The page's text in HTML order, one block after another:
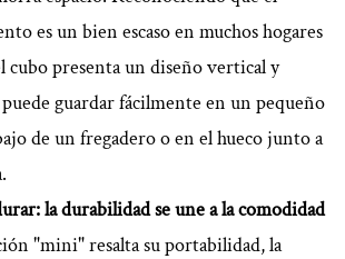
es un bien escaso en muchos hogares
cubo presenta un diseño vertical y
guardar fácilmente en un pequeño
de un fregadero o en el hueco junto a
la durabilidad se une a la comodidad
"mini" resalta su portabilidad, la